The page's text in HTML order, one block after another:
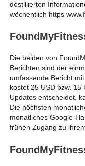
destillierten
wöchentlich https
Die beiden von
Berichten sind der
umfassende Bericht
kostet 25 USD bzw. 15
Updates entscheidet,
Die höchsten
monatliches Google-
frühen Zugang zu